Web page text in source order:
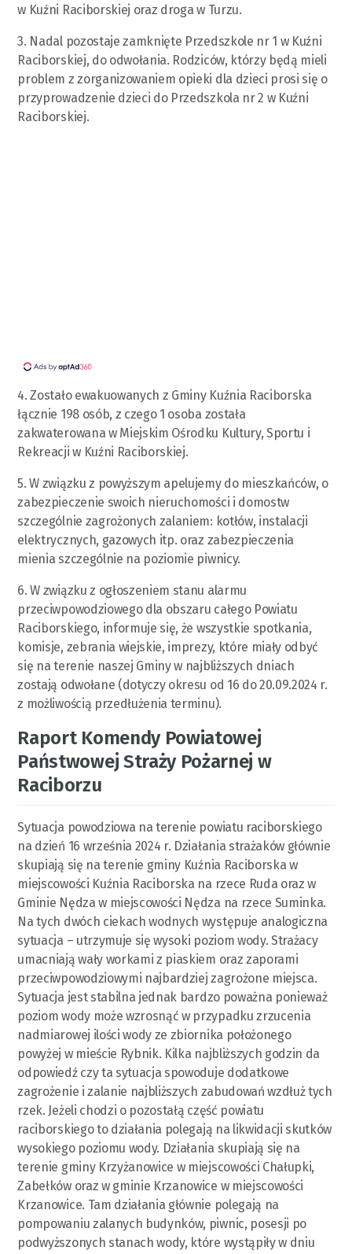
w Kuźni Raciborskiej oraz droga w Turzu.
3. Nadal pozostaje zamknięte Przedszkole nr 1 w Kuźni
Raciborskiej, do odwołania. Rodziców, którzy będą mieli
problem z zorganizowaniem opieki dla dzieci prosi się o
przyprowadzenie dzieci do Przedszkola nr 2 w Kuźni
Raciborskiej.
4. Zostało ewakuowanych z Gminy Kuźnia Raciborska
łącznie 198 osób, z czego 1 osoba została
zakwaterowana w Miejskim Ośrodku Kultury, Sportu i
Rekreacji w Kuźni Raciborskiej.
5. W związku z powyższym apelujemy do mieszkańców, o
zabezpieczenie swoich nieruchomości i domostw
szczególnie zagrożonych zalaniem: kotłów, instalacji
elektrycznych, gazowych itp. oraz zabezpieczenia
mienia szczególnie na poziomie piwnicy.
6. W związku z ogłoszeniem stanu alarmu
przeciwpowodziowego dla obszaru całego Powiatu
Raciborskiego, informuje się, że wszystkie spotkania,
komisje, zebrania wiejskie, imprezy, które miały odbyć
się na terenie naszej Gminy w najbliższych dniach
zostają odwołane (dotyczy okresu od 16 do 20.09.2024 r.
z możliwością przedłużenia terminu).
Raport Komendy Powiatowej
Państwowej Straży Pożarnej w
Raciborzu
Sytuacja powodziowa na terenie powiatu raciborskiego
na dzień 16 września 2024 r. Działania strażaków głównie
skupiają się na terenie gminy Kuźnia Raciborska w
miejscowości Kuźnia Raciborska na rzece Ruda oraz w
Gminie Nędza w miejscowości Nędza na rzece Suminka.
Na tych dwóch ciekach wodnych występuje analogiczna
sytuacja – utrzymuje się wysoki poziom wody. Strażacy
umacniają wały workami z piaskiem oraz zaporami
przeciwpowodziowymi najbardziej zagrożone miejsca.
Sytuacja jest stabilna jednak bardzo poważna ponieważ
poziom wody może wzrosnąć w przypadku zrzucenia
nadmiarowej ilości wody ze zbiornika położonego
powyżej w mieście Rybnik. Kilka najbliższych godzin da
odpowiedź czy ta sytuacja spowoduje dodatkowe
zagrożenie i zalanie najbliższych zabudowań wzdłuż tych
rzek. Jeżeli chodzi o pozostałą część powiatu
raciborskiego to działania polegają na likwidacji skutków
wysokiego poziomu wody. Działania skupiają się na
terenie gminy Krzyżanowice w miejscowości Chałupki,
Zabełków oraz w gminie Krzanowice w miejscowości
Krzanowice. Tam działania głównie polegają na
pompowaniu zalanych budynków, piwnic, posesji po
podwyższonych stanach wody, które wystąpiły w dniu